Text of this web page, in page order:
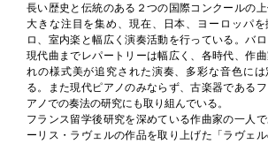
長い歴史と伝統のある２つの国際コンクールの
大きな注目を集め、現在、日本、ヨーロッパを
ロ、室内楽と幅広く演奏活動を行っている。バ
現代曲までレパートリーは幅広く、各時代、作
れの様式美が追究された演奏、多彩な音色には
る。また現代ピアノのみならず、古楽器である
アノでの奏法の研究にも取り組んでいる。
フランス留学後研究を深めている作曲家の一人
ーリス・ラヴェルの作品を取り上げた「ラヴェ